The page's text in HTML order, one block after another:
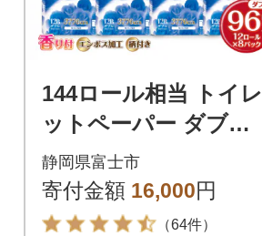
144ロール相当 トイレ
ットペーパー ダブル
薔薇のおもてなしプ
レミアム96R 日用品
静岡県富士市
寄付金額 16,000円
（64件）